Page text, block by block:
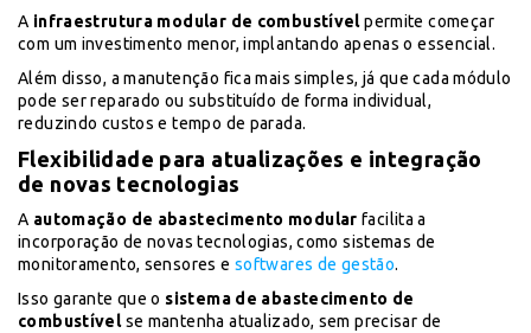
A infraestrutura modular de combustívelpermite começar
com um investimento menor, implantando apenas o essencial.
Além disso, a manutenção fica mais simples, já que cada módulo
pode ser reparado ou substituído de forma individual,
reduzindo custos e tempo de parada.
Flexibilidade para atualizações e integração
de novas tecnologias
A automação de abastecimento modular facilita a
incorporação de novas tecnologias, como sistemas de
monitoramento, sensores e softwares de gestão.
Isso garante que o sistema de abastecimento de
combustívelse mantenha atualizado, sem precisar de